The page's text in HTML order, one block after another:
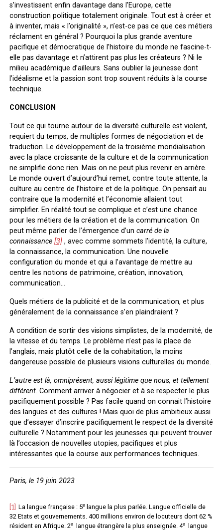
s’investissent enfin davantage dans l’Europe, cette
construction politique totalement originale. Tout est à créer et
à inventer, mais « l’originalité », n’est-ce pas ce que ces métiers
réclament en général ? Pourquoi la plus grande aventure
pacifique et démocratique de l’histoire du monde ne fascine-t-
elle pas davantage et n’attirent pas plus les créateurs ? Ni le
milieu académique d’ailleurs. Sans oublier la jeunesse dont
l’idéalisme et la passion sont trop souvent réduits à la course
technique.
CONCLUSION
Tout ce qui tourne autour de la diversité culturelle est violent,
requiert du temps, de multiples formes de négociation et de
traduction. Le développement de la troisième mondialisation
avec la place croissante de la culture et de la communication
ne simplifie donc rien. Mais on ne peut plus revenir en arrière.
Le monde ouvert d’aujourd’hui remet, contre toute attente, la
culture au centre de l’histoire et de la politique. On pensait au
contraire que la modernité et l’économie allaient tout
simplifier. En réalité tout se complique et c’est une chance
pour les métiers de la création et de la communication. On
peut même parler de l’émergence d’un carré de la
connaissance [3] , avec comme sommets l’identité, la culture,
la connaissance, la communication. Une nouvelle
configuration du monde et qui a l’avantage de mettre au
centre les notions de patrimoine, création, innovation,
communication…
Quels métiers de la publicité et de la communication, et plus
généralement de la connaissance s’en plaindraient ?
A condition de sortir des visions simplistes, de la modernité, de
la vitesse et du temps. Le problème n’est pas la place de
l’anglais, mais plutôt celle de la cohabitation, la moins
dangereuse possible de plusieurs visions culturelles du monde.
L’autre est là, omniprésent, aussi légitime que nous, et tellement
différent. Comment arriver à négocier et à se respecter le plus
pacifiquement possible ? Pas facile quand on connait l’histoire
des langues et des cultures ! Mais quoi de plus ambitieux aussi
que d’essayer d’inscrire pacifiquement le respect de la diversité
culturelle ? Notamment pour les jeunesses qui peuvent trouver
là l’occasion de nouvelles utopies, pacifiques et plus
intéressantes que la course aux performances techniques.
Paris, le 19 juin 2023
[1] La langue française : 5elangue la plus parlée. Langue officielle de
32 Etats et gouvernements. 400 millions environ de locuteurs dont 62 %
résident en Afrique. 2elangue étrangère la plus enseignée. 4elangue